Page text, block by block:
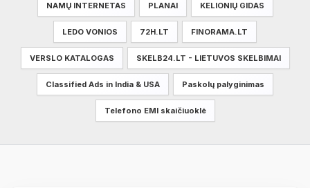
NAMŲ INTERNETAS PLANAI KELIONIŲ GIDAS
LEDO VONIOS 72H.LT FINORAMA.LT
VERSLO KATALOGAS SKELB24.LT - LIETUVOS SKELBIMAI
Classified Ads in India & USA Paskolų palyginimas
Telefono EMI skaičiuoklė